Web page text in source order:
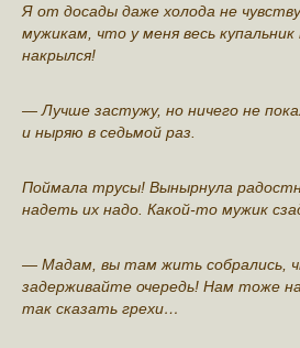
Я от досады даже хoлода не
мужикам, что у мeня весь
накрылся!
— Лучше застужу, но ничего не
и ныряю в седьмой раз.
Поймала трусы! Вынырнула
надеть их надо. Какой-то мужик
— Мадам, вы там жить собрались,
задерживайте очередь! Нам тоже
так сказать гpeхи…